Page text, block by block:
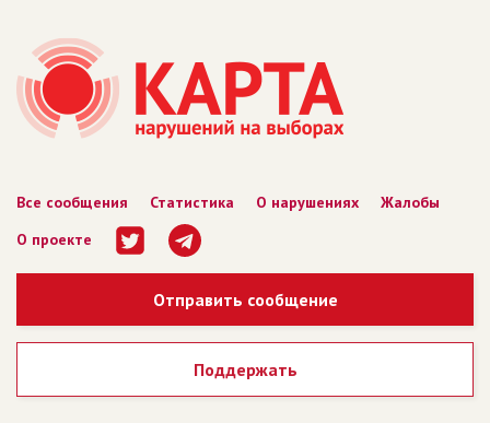
Все сообщения Статистика О нарушениях
Жалобы
О проекте
Отправить сообщение
Поддержать